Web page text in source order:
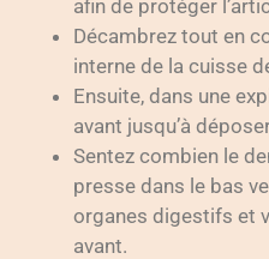
afin de protéger
Décambrez tout en
interne de la cuisse
Ensuite, dans une
avant jusqu’à
Sentez combien le
presse dans le bas
organes digestifs et
avant.